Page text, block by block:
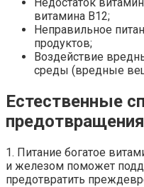
витамина B12;
Неправильное
продуктов;
Воздействие
среды (вредные
Естественные
1. Питание богатое
и железом поможет
предотвратить